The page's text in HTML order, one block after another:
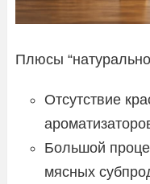
Плюсы
Отсутствие
Большой
мясных